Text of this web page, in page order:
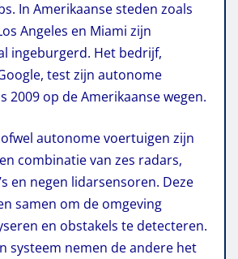
In Amerikaanse steden zoals
Angeles en Miami zijn
al ingeburgerd. Het bedrijf,
test zijn autonome
2009 op de Amerikaanse wegen.
autonome voertuigen zijn
combinatie van zes radars,
en negen lidarsensoren. Deze
samen om de omgeving
en obstakels te detecteren.
systeem nemen de andere het